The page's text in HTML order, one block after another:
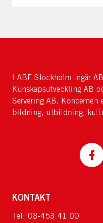
I ABF Stockholm ingår
Kunskapsutveckling AB
Servering AB.
bildning, utbildning,
KONTAKT
Tel: 08-453 41 00